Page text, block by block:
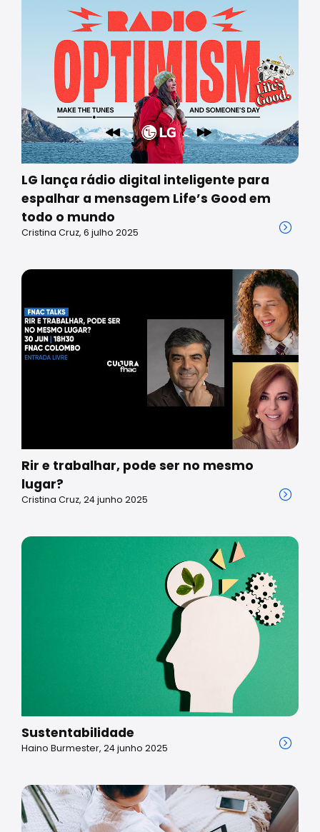
LG lança rádio digital inteligente para
espalhar a mensagem Life’s Good em
todo o mundo
Cristina Cruz, 6 julho 2025
Rir e trabalhar, pode ser no mesmo
lugar?
Cristina Cruz, 24 junho 2025
Sustentabilidade
Haino Burmester, 24 junho 2025